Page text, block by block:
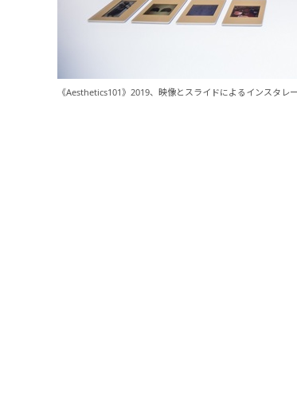
《Aesthetics101》2019、映像とスライドによるインスタレ